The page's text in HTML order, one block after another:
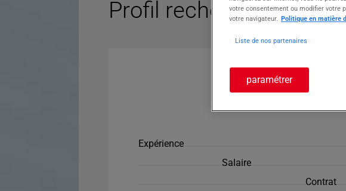
Profil recherché
Expérience
Salaire
Contrat
votre consentement ou modifier votre
votre navigateur. Politique en matière
Liste de nos partenaires
paramétrer